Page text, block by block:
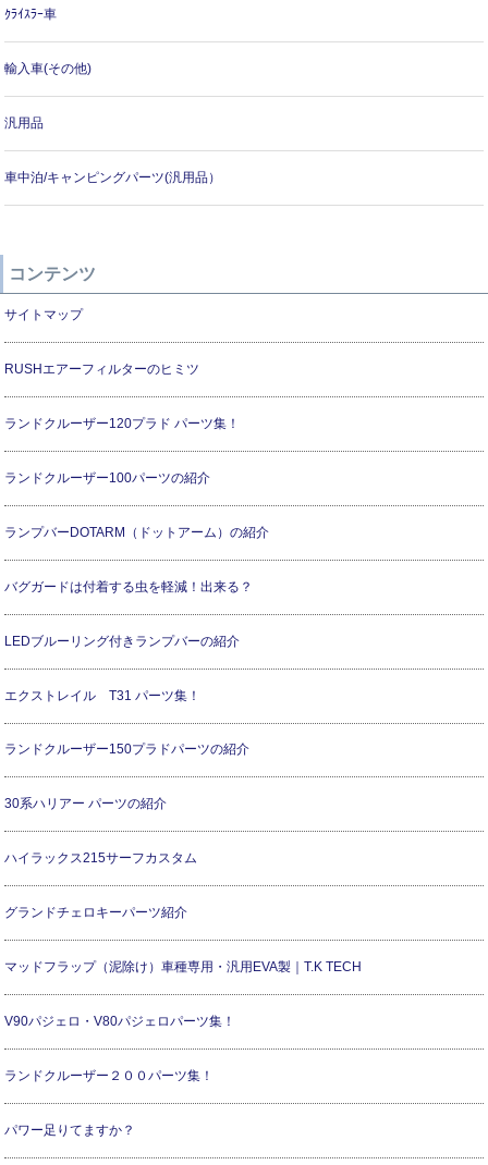
ｸﾗｲｽﾗｰ車
輸入車(その他)
汎用品
車中泊/キャンピングパーツ(汎用品）
コンテンツ
サイトマップ
RUSHエアーフィルターのヒミツ
ランドクルーザー120プラド パーツ集！
ランドクルーザー100パーツの紹介
ランプバーDOTARM（ドットアーム）の紹介
バグガードは付着する虫を軽減！出来る？
LEDブルーリング付きランプバーの紹介
エクストレイル T31 パーツ集！
ランドクルーザー150プラドパーツの紹介
30系ハリアー パーツの紹介
ハイラックス215サーフカスタム
グランドチェロキーパーツ紹介
マッドフラップ（泥除け）車種専用・汎用EVA製｜T.K TECH
V90パジェロ・V80パジェロパーツ集！
ランドクルーザー２００パーツ集！
パワー足りてますか？